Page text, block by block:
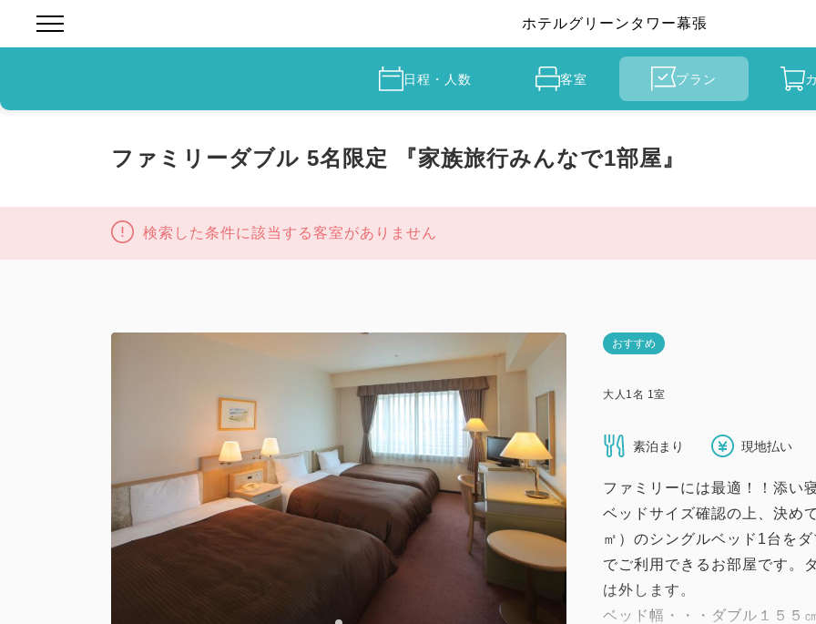
ホテルグリーンタワー幕張
日程・人数 客室 プラン
ファミリーダブル 5名限定 『家族旅行みんなで1部屋』
検索した条件に該当する客室がありません
おすすめ
大人 1名 1室
素泊まり 現地払い
ファミリーには最適！！添い
ベッドサイズ確認の上、決め
㎡）のシングルベッド1台を
でご利用できるお部屋です。
は外します。
ベッド幅・・・ダブル１５５